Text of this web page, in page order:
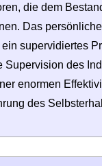
die dem
Das
supervidiertes
Supervision des
enormen
des